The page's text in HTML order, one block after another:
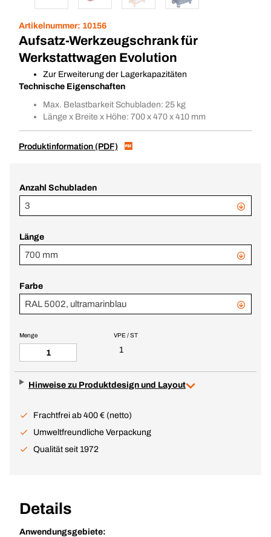
Artikelnummer: 10156
Aufsatz-Werkzeugschrank für
Werkstattwagen Evolution
Zur Erweiterung der Lagerkapazitäten
Technische Eigenschaften
Max. Belastbarkeit Schubladen: 25 kg
Länge x Breite x Höhe: 700 x 470 x 410 mm
Produktinformation (PDF)
Anzahl Schubladen
3
Länge
700 mm
Farbe
RAL 5002, ultramarinblau
VPE / ST
1
Menge
Hinweise zu Produktdesign und Layout
Frachtfrei ab 400 € (netto)
Umweltfreundliche Verpackung
Qualität seit 1972
Details
Anwendungsgebiete: